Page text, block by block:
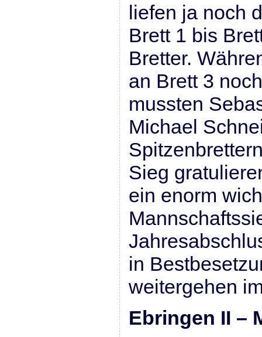
liefen ja noch
Brett 1 bis
Bretter.
an Brett 3
mussten
Michael
Sieg
ein enorm
in
weitergehen
Ebringen II –